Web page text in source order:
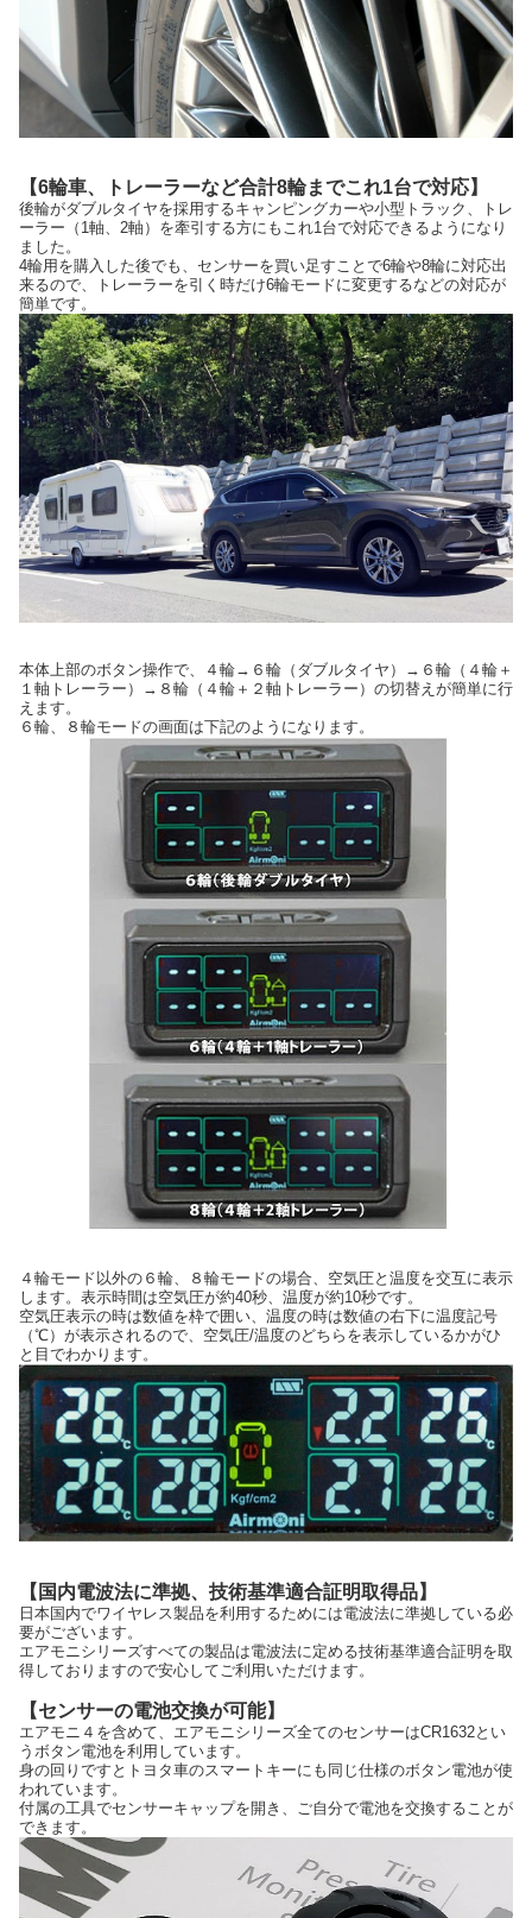
【6輪車、トレーラーなど合計8輪までこれ1台で対応】
後輪がダブルタイヤを採用するキャンピングカーや小型トラック、トレ
ーラー（1軸、2軸）を牽引する方にもこれ1台で対応できるようになり
ました。
4輪用を購入した後でも、センサーを買い足すことで6輪や8輪に対応出
来るので、トレーラーを引く時だけ6輪モードに変更するなどの対応が
簡単です。
本体上部のボタン操作で、４輪→６輪（ダブルタイヤ）→６輪（４輪＋
１軸トレーラー）→８輪（４輪＋２軸トレーラー）の切替えが簡単に行
えます。
６輪、８輪モードの画面は下記のようになります。
４輪モード以外の６輪、８輪モードの場合、空気圧と温度を交互に表示
します。表示時間は空気圧が約40秒、温度が約10秒です。
空気圧表示の時は数値を枠で囲い、温度の時は数値の右下に温度記号
（℃）が表示されるので、空気圧/温度のどちらを表示しているかがひ
と目でわかります。
【国内電波法に準拠、技術基準適合証明取得品】
日本国内でワイヤレス製品を利用するためには電波法に準拠している必
要がございます。
エアモニシリーズすべての製品は電波法に定める技術基準適合証明を取
得しておりますので安心してご利用いただけます。
【センサーの電池交換が可能】
エアモニ４を含めて、エアモニシリーズ全てのセンサーはCR1632とい
うボタン電池を利用しています。
身の回りですとトヨタ車のスマートキーにも同じ仕様のボタン電池が使
われています。
付属の工具でセンサーキャップを開き、ご自分で電池を交換することが
できます。